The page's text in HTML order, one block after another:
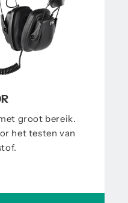
groot bereik.
het testen van